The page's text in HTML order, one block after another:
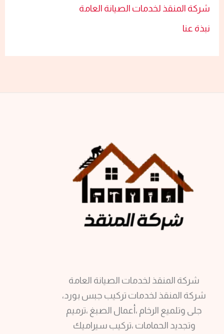
شركة المنقذ لخدمات الصيانة العامة
نبذة عنا
شركة المنقذ لخدمات الصيانة العامة
شركة المنقذ لخدمات تركيب جبس بورد،
جلى وتلميع الرخام ،أعمال الصبغ ،ترميم
وتجديد الحمامات ،تركيب سيراميك